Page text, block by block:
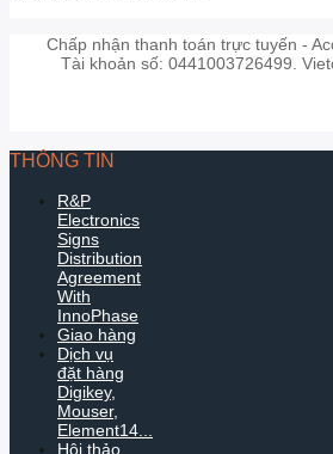
Chấp nhận thanh toán trực tuyến -
Tài khoản số: 0441003726499.
THÔNG TIN
R&P
Electronics
Signs
Distribution
Agreement
With
InnoPhase
Giao hàng
Dịch vụ
đặt hàng
Digikey,
Mouser,
Element14...
Hội thảo